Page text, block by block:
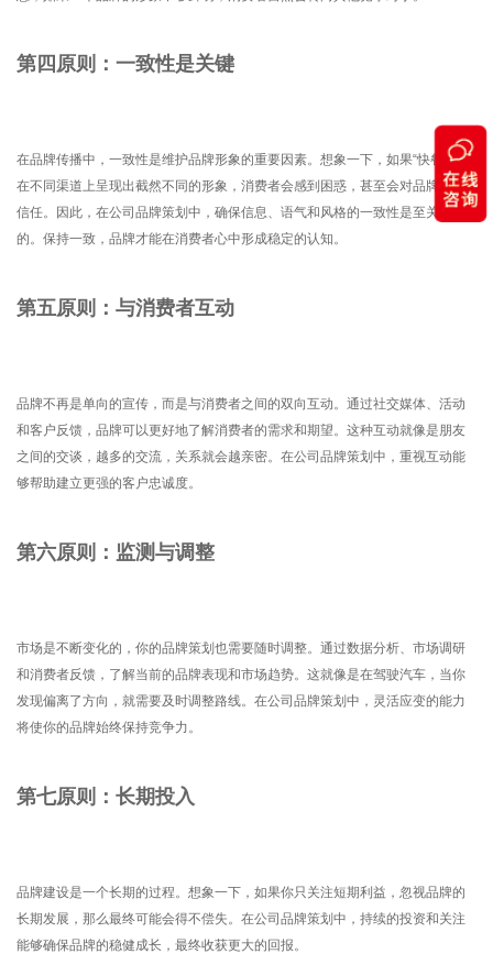
第四原则：一致性是关键
在品牌传播中，一致性是维护品牌形象的重要因素。想象一下，如果“快餐”品牌
在不同渠道上呈现出截然不同的形象，消费者会感到困惑，甚至会对品牌失去
信任。因此，在公司品牌策划中，确保信息、语气和风格的一致性是至关重要
的。保持一致，品牌才能在消费者心中形成稳定的认知。
第五原则：与消费者互动
品牌不再是单向的宣传，而是与消费者之间的双向互动。通过社交媒体、活动
和客户反馈，品牌可以更好地了解消费者的需求和期望。这种互动就像是朋友
之间的交谈，越多的交流，关系就会越亲密。在公司品牌策划中，重视互动能
够帮助建立更强的客户忠诚度。
第六原则：监测与调整
市场是不断变化的，你的品牌策划也需要随时调整。通过数据分析、市场调研
和消费者反馈，了解当前的品牌表现和市场趋势。这就像是在驾驶汽车，当你
发现偏离了方向，就需要及时调整路线。在公司品牌策划中，灵活应变的能力
将使你的品牌始终保持竞争力。
第七原则：长期投入
品牌建设是一个长期的过程。想象一下，如果你只关注短期利益，忽视品牌的
长期发展，那么最终可能会得不偿失。在公司品牌策划中，持续的投资和关注
能够确保品牌的稳健成长，最终收获更大的回报。